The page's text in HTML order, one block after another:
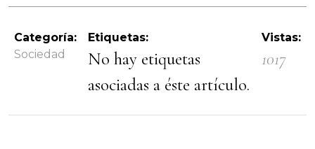
Categoría:
Sociedad
Etiquetas:
No hay etiquetas
asociadas a éste artículo.
Vistas:
1017